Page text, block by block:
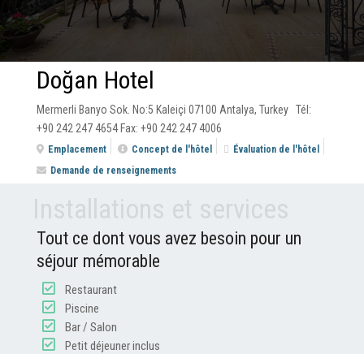
Doğan Hotel
Mermerli Banyo Sok. No:5 Kaleiçi 07100 Antalya, Turkey Tél:
+90 242 247 4654 Fax: +90 242 247 4006
Emplacement Concept de l'hôtel
Évaluation de l'hôtel
Demande de renseignements
Installations et services
Tout ce dont vous avez besoin pour un
séjour mémorable
Restaurant
Piscine
Bar / Salon
Petit déjeuner inclus